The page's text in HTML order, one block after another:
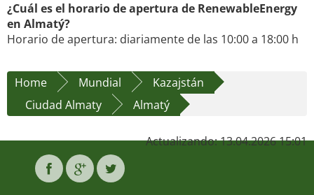
¿Cuál es el horario de apertura de RenewableEnergy
en Almatý?
Horario de apertura: diariamente de las 10:00 a 18:00 h
Home Mundial
Kazajstán
Ciudad Almaty
Almatý
Actualizando: 13.04.2026 15:01